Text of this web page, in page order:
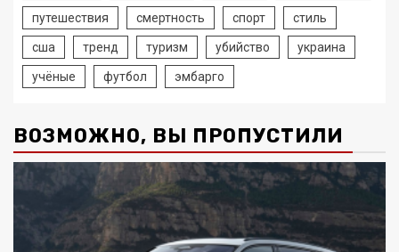
путешествия смертность спорт стиль
сша тренд туризм убийство украина
учёные футбол эмбарго
ВОЗМОЖНО, ВЫ ПРОПУСТИЛИ